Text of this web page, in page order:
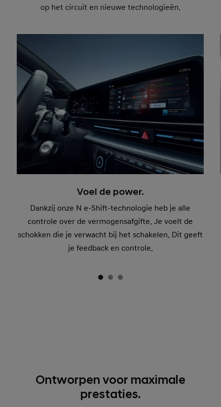
op het circuit en nieuwe technologieën.
Voel de power.
Dankzij onze N e-Shift-technologie heb je alle
controle over de vermogensafgifte. Je voelt de
schokken die je verwacht bij het schakelen. Dit geeft
je feedback en controle.
Ontworpen voor maximale
prestaties.